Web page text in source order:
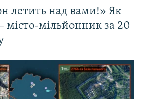
летить над вами!» Як
місто-мільйонник за 20